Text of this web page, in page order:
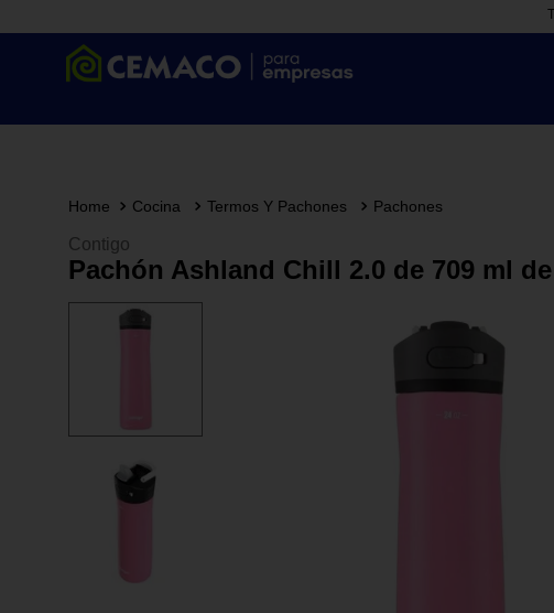
Cocina Termos Y Pachones Pachones
Contigo
Pachón Ashland Chill 2.0 de 709 ml